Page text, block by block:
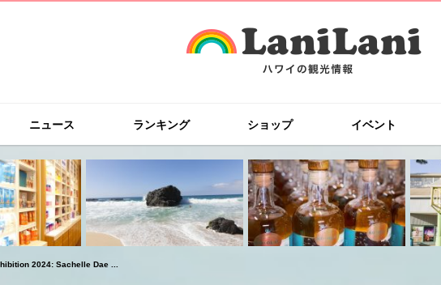
ニュース ランキング ショップ イベント
2024: Sachelle Dae ...